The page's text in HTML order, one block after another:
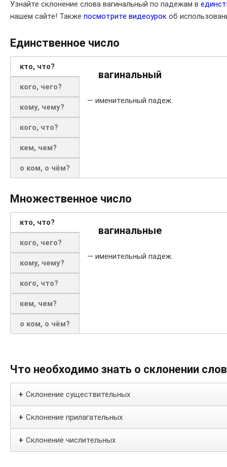
Узнайте склонение слова вагинальный по падежам в
нашем сайте! Также посмотрите видеоурок об
Единственное число
кто, что?
кого, чего?
кому, чему?
кого, что?
кем, чем?
о ком, о чём?
вагинальный
— именительный падеж.
Множественное число
кто, что?
кого, чего?
кому, чему?
кого, что?
кем, чем?
о ком, о чём?
вагинальные
— именительный падеж.
Что необходимо знать о склонении
+ Склонение существительных
+ Склонение прилагательных
+ Склонение числительных